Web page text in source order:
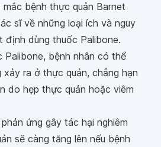
mắc bệnh thực quản Barnet
sĩ về những loại ích và nguy
định dùng thuốc Palibone.
Palibone, bệnh nhân có thể
xảy ra ở thực quản, chẳng hạn
do hẹp thực quản hoặc viêm
ứng gây tác hại nghiêm
sẽ càng tăng lên nếu bệnh